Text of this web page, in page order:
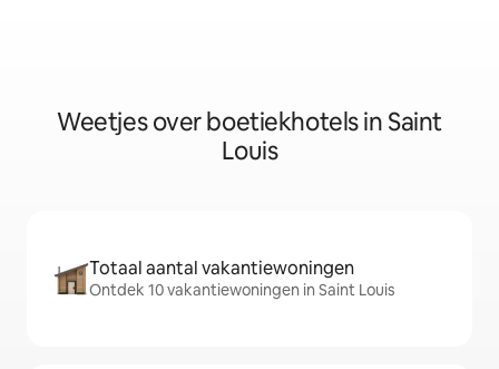
Weetjes over boetiekhotels in Saint
Louis
Totaal aantal vakantiewoningen
Ontdek 10 vakantiewoningen in Saint Louis